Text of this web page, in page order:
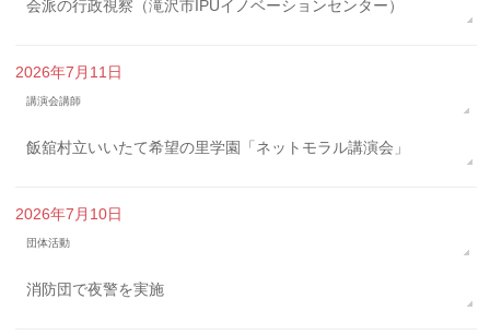
会派の行政視察（滝沢市IPUイノベーションセンター）
2026年7月11日
講演会講師
飯舘村立いいたて希望の里学園「ネットモラル講演会」
2026年7月10日
団体活動
消防団で夜警を実施